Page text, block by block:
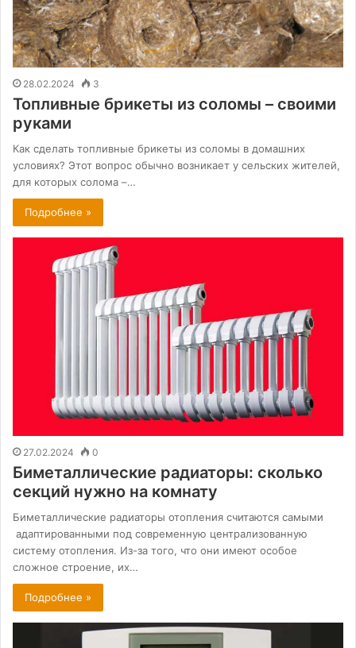
28.02.2024 3
Топливные брикеты из соломы – своими
руками
Как сделать топливные брикеты из соломы в домашних
условиях? Этот вопрос обычно возникает у сельских жителей,
для которых солома –…
Подробнее »
27.02.2024 0
Биметаллические радиаторы: сколько
секций нужно на комнату
Биметаллические радиаторы отопления считаются самыми
адаптированными под современную централизованную
систему отопления. Из-за того, что они имеют особое
сложное строение, их…
Подробнее »